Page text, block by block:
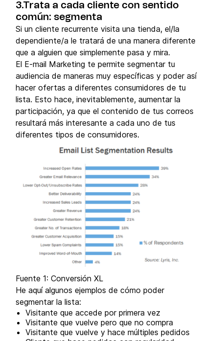
3.Trata a cada cliente con sentido
común: segmenta
Si un cliente recurrente visita una tienda, el/la
dependiente/a le tratará de una manera diferente
que a alguien que simplemente pasa y mira.
El E-mail Marketing te permite segmentar tu
audiencia de maneras muy específicas y poder así
hacer ofertas a diferentes consumidores de tu
lista. Esto hace, inevitablemente, aumentar la
participación, ya que el contenido de tus correos
resultará más interesante a cada uno de tus
diferentes tipos de consumidores.
Fuente 1: Conversión XL
He aquí algunos ejemplos de cómo poder
segmentar la lista:
Visitante que accede por primera vez
Visitante que vuelve pero que no compra
Visitante que vuelve y hace múltiples pedidos